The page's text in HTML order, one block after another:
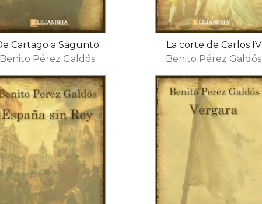
Cartago a Sagunto
Benito Pérez Galdós
La corte de Carlos IV
Benito Pérez Galdós